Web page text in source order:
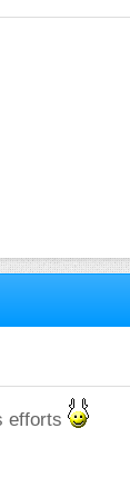
efforts